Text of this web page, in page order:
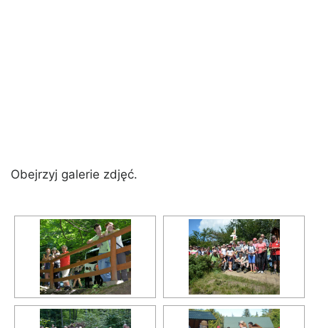
Obejrzyj galerie zdjęć.